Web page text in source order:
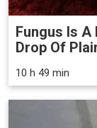
Fungus Is
Drop Of
10 h 49 min